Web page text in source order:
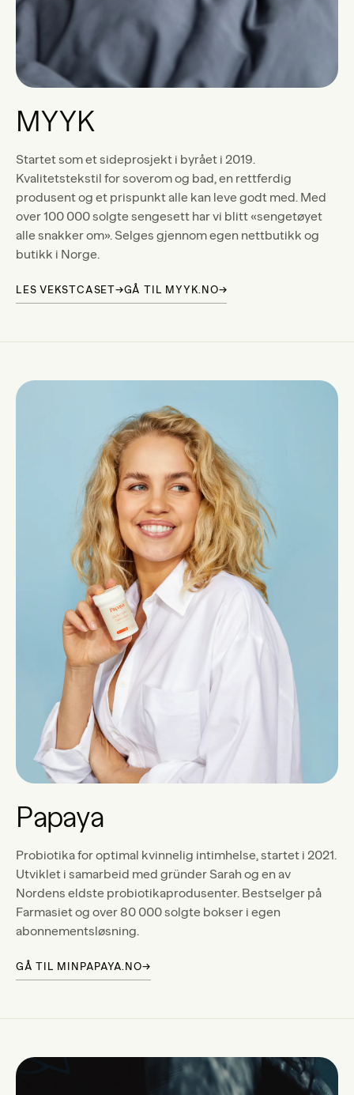
MYYK
Startet som et sideprosjekt i byrået i 2019.
Kvalitetstekstil for soverom og bad, en rettferdig
produsent og et prispunkt alle kan leve godt med. Med
over 100 000 solgte sengesett har vi blitt «sengetøyet
alle snakker om». Selges gjennom egen nettbutikk og
butikk i Norge.
LES VEKSTCASET→GÅ TIL MYYK.NO→
Papaya
Probiotika for optimal kvinnelig intimhelse, startet i 2021.
Utviklet i samarbeid med gründer Sarah og en av
Nordens eldste probiotikaprodusenter. Bestselger på
Farmasiet og over 80 000 solgte bokser i egen
abonnementsløsning.
GÅ TIL MINPAPAYA.NO→